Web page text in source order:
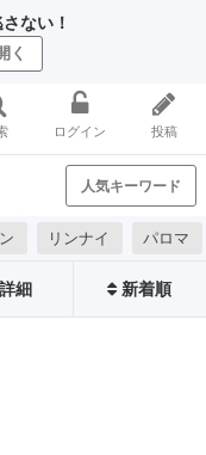
ない！
く
ログイン 投稿
人気キーワード
リンナイ パロマ
詳細 新着順